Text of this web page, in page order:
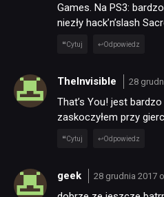
Games. Na PS3:
niezły hack’n’slash
Cytuj Odpowiedz
TheInvisible 28
That’s You! jest
zaskoczyłem przy
Cytuj Odpowiedz
geek 28 grudnia 2017